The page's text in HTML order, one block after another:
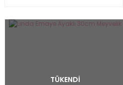
TÜKENDİ